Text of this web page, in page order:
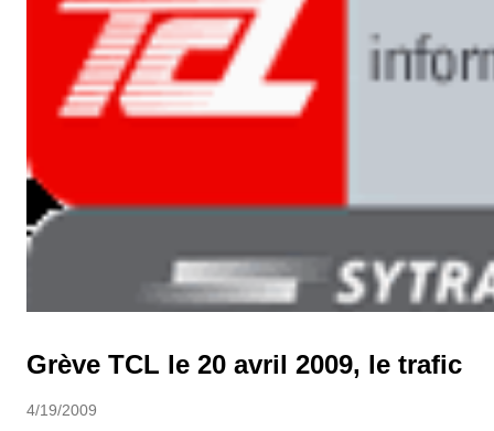
Grève TCL le 20 avril 2009, le trafic
4/19/2009